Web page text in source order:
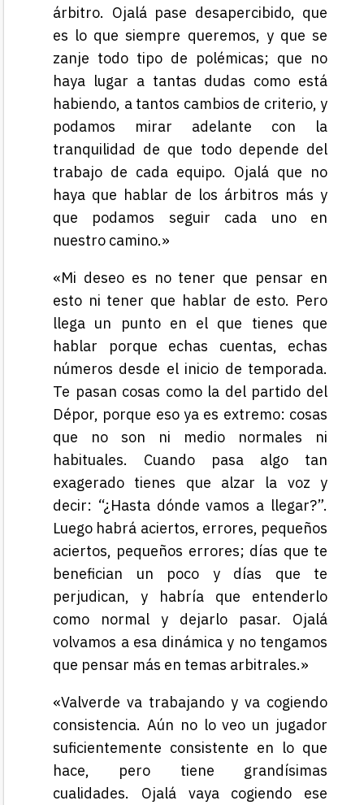
árbitro. Ojalá pase desapercibido, que
es lo que siempre queremos, y que se
zanje todo tipo de polémicas; que no
haya lugar a tantas dudas como está
habiendo, a tantos cambios de criterio, y
podamos mirar adelante con la
tranquilidad de que todo depende del
trabajo de cada equipo. Ojalá que no
haya que hablar de los árbitros más y
que podamos seguir cada uno en
nuestro camino.»
«Mi deseo es no tener que pensar en
esto ni tener que hablar de esto. Pero
llega un punto en el que tienes que
hablar porque echas cuentas, echas
números desde el inicio de temporada.
Te pasan cosas como la del partido del
Dépor, porque eso ya es extremo: cosas
que no son ni medio normales ni
habituales. Cuando pasa algo tan
exagerado tienes que alzar la voz y
decir: “¿Hasta dónde vamos a llegar?”.
Luego habrá aciertos, errores, pequeños
aciertos, pequeños errores; días que te
benefician un poco y días que te
perjudican, y habría que entenderlo
como normal y dejarlo pasar. Ojalá
volvamos a esa dinámica y no tengamos
que pensar más en temas arbitrales.»
«Valverde va trabajando y va cogiendo
consistencia. Aún no lo veo un jugador
suficientemente consistente en lo que
hace, pero tiene grandísimas
cualidades. Ojalá vaya cogiendo ese